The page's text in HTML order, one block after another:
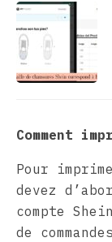
Comment
Pour
devez
compte
de